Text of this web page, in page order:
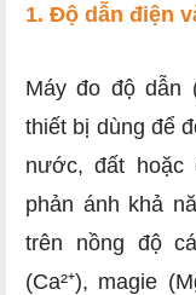
3.1 Bút đo độ
3.2 Máy đo
3.3 Máy đo
1. Độ dẫn điện
Máy đo độ dẫn
thiết bị dùng để
nước, đất hoặc
phản ánh khả
trên nồng độ
(Ca²⁺), magie